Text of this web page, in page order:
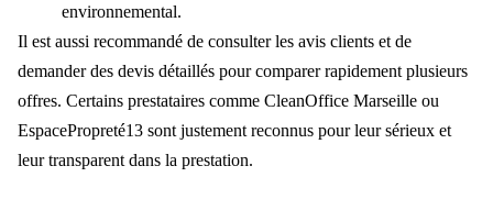
environnemental.
Il est aussi recommandé de consulter les avis clients et de
demander des devis détaillés pour comparer rapidement plusieurs
offres. Certains prestataires comme CleanOffice Marseille ou
EspacePropreté13 sont justement reconnus pour leur sérieux et
leur transparent dans la prestation.